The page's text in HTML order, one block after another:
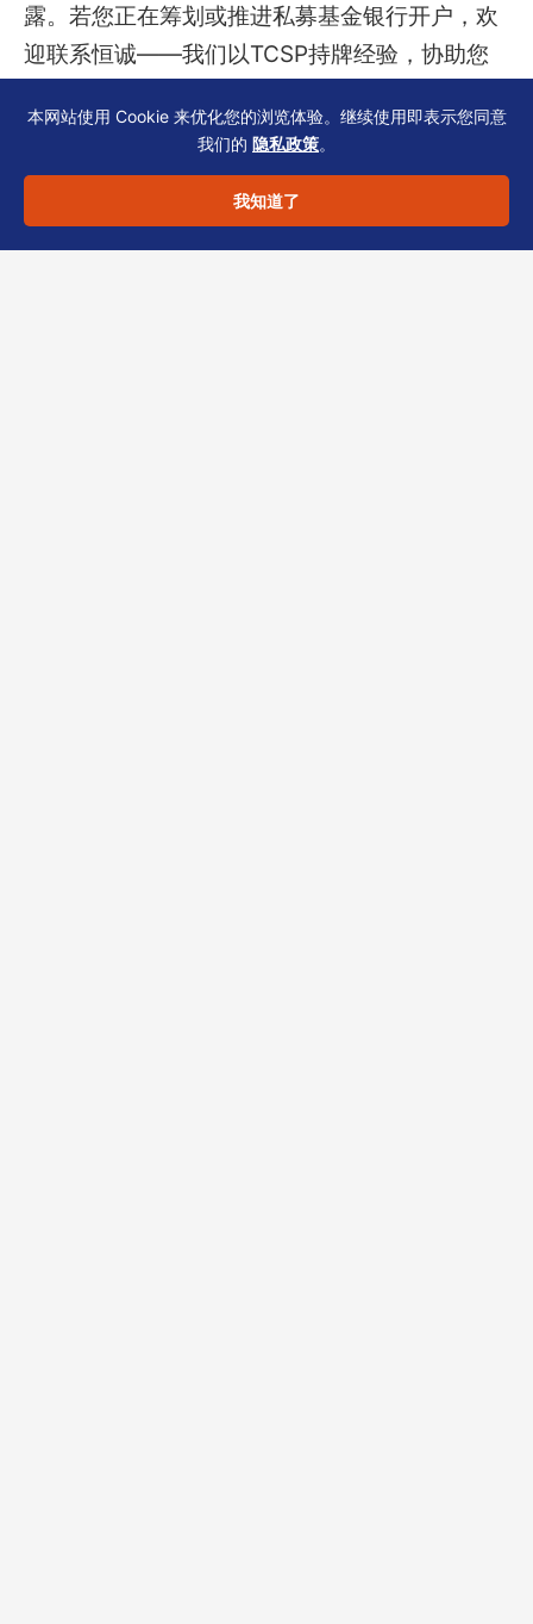
露。若您正在筹划或推进私募基金银行开户，欢
迎联系恒诚——我们以TCSP持牌经验，协助您
以上内容仅供一般信息参考，不构成法律或税务
建议。具体方案需结合您的基金结构与银行政策
评估。
本网站使用 Cookie 来优化您的浏览体验。继续使用即表示您同意
我们的 隐私政策。
我知道了